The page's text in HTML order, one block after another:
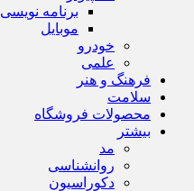
برنامه نویسی
موبایل
خودرو
علمی
فرهنگ و هنر
سلامت
محصولات فروشگاه
بیشتر
مد
روانشناسی
دکوراسیون